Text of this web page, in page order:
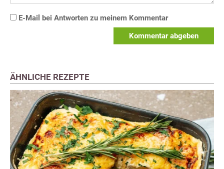
E-Mail bei Antworten zu meinem Kommentar
Kommentar abgeben
ÄHNLICHE REZEPTE